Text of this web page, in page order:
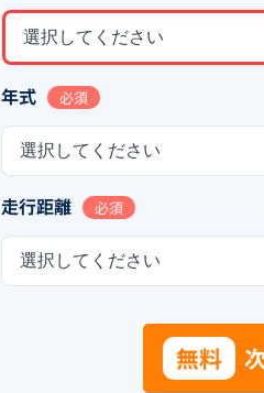
選択してください
年式 必須
選択してください
走行距離 必須
選択してください
無料